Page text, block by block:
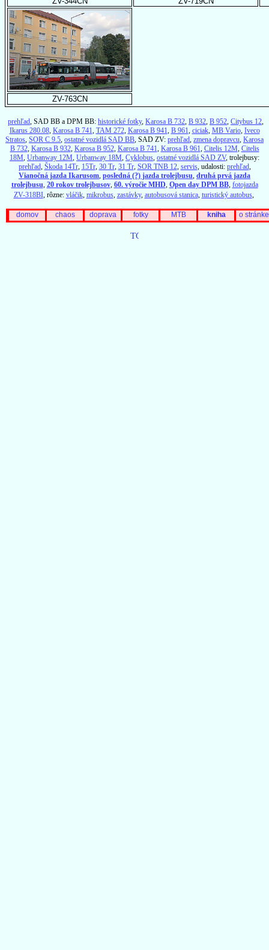
ZV-763CN
prehľad, SAD BB a DPM BB: historické fotky, Karosa B 732, B 932, B 952, Citybus 12,
Ikarus 280.08, Karosa B 741, TAM 272, Karosa B 941, B 961, ciciak, MB Vario, Iveco
Stratos, SOR C 9.5, ostatné vozidlá SAD BB, SAD ZV: prehľad, zmena dopravcu, Karosa
B 732, Karosa B 932, Karosa B 952, Karosa B 741, Karosa B 961, Citelis 12M, Citelis
18M, Urbanway 12M, Urbanway 18M, Cyklobus, ostatné vozidlá SAD ZV, trolejbusy:
prehľad, Škoda 14Tr, 15Tr, 30 Tr, 31 Tr, SOR TNB 12, servis, udalosti: prehľad,
Vianočná jazda Ikarusom, posledná (?) jazda trolejbusu, druhá prvá jazda
trolejbusu, 20 rokov trolejbusov, 60. výročie MHD, Open day DPM BB, fotojazda
ZV-318BI, rôzne: vláčik, mikrobus, zastávky, autobusová stanica, turistický autobus,
domov chaos doprava fotky MTB kniha o stránke